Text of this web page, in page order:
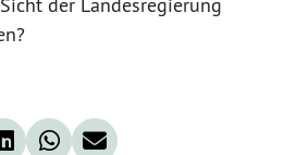
der Landesregierung